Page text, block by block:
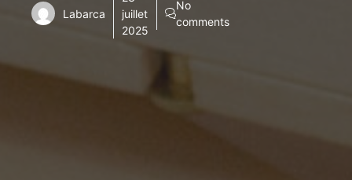
Labarca
juillet
2025
No
comments